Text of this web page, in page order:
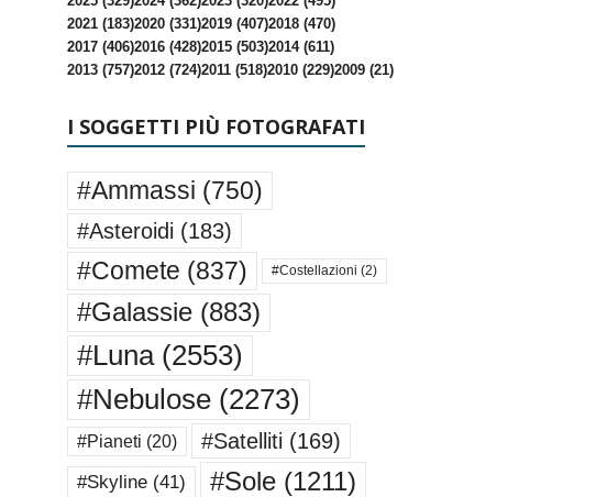
2021 (183)2020 (331)2019 (407)2018 (470)
2017 (406)2016 (428)2015 (503)2014 (611)
2013 (757)2012 (724)2011 (518)2010 (229)2009 (21)
I SOGGETTI PIÙ FOTOGRAFATI
#Ammassi (750)
#Asteroidi (183)
#Comete (837) #Costellazioni (2)
#Galassie(883)
#Luna(2553)
#Nebulose(2273)
#Pianeti (20) #Satelliti (169)
#Skyline(41) #Sole(1211)